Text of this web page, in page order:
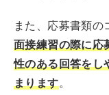
また、応募書類の
面接練習の際に応
性のある回答をし
まります。